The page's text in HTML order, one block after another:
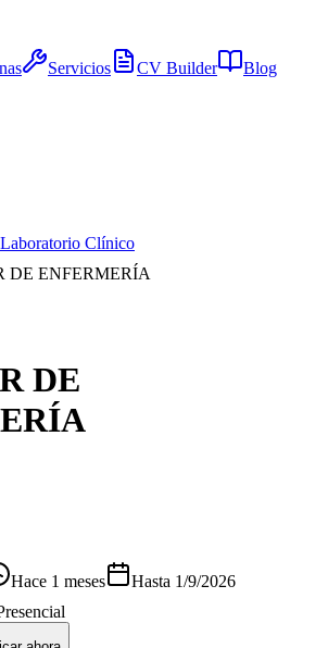
Servicios CV Builder Blog
Clínico
DE ENFERMERÍA
DE
Hace 1 meses Hasta 1/9/2026